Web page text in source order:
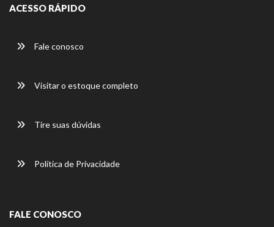
ACESSO RÁPIDO
Fale conosco
Visitar o estoque completo
Tire suas dúvidas
Política de Privacidade
FALE CONOSCO